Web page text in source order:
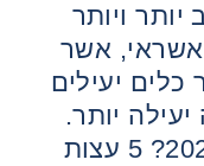
ויותר
אשראי, אשר
יעילים
יותר.
ואתה, איזה טייס תהיה ב-2025? 5 עצות